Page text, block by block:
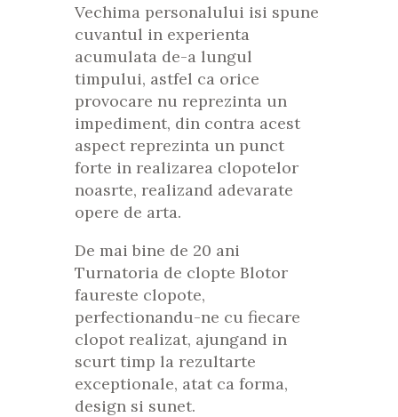
Vechima personalului isi spune
cuvantul in experienta
acumulata de-a lungul
timpului, astfel ca orice
provocare nu reprezinta un
impediment, din contra acest
aspect reprezinta un punct
forte in realizarea clopotelor
noasrte, realizand adevarate
opere de arta.
De mai bine de 20 ani
Turnatoria de clopte Blotor
faureste clopote,
perfectionandu-ne cu fiecare
clopot realizat, ajungand in
scurt timp la rezultarte
exceptionale, atat ca forma,
design si sunet.